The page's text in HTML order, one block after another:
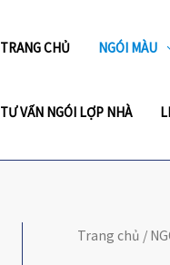
TRANG CHỦ NGÓI MÀU
TƯ VẤN NGÓI LỢP NHÀ
Trang chủ /